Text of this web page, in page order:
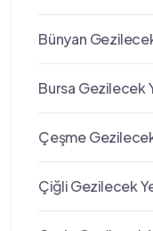
Bünyan
Bursa Gezilecek
Çeşme
Çiğli Gezilecek